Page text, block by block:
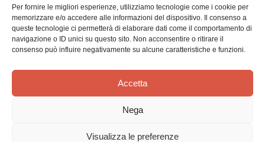
Per fornire le migliori esperienze, utilizziamo tecnologie come i cookie per
memorizzare e/o accedere alle informazioni del dispositivo. Il consenso a
queste tecnologie ci permetterà di elaborare dati come il comportamento di
navigazione o ID unici su questo sito. Non acconsentire o ritirare il
consenso può influire negativamente su alcune caratteristiche e funzioni.
Accetta
Nega
Visualizza le preferenze
C.F. e P.IVA 09655250018
Via Tre Denti, 1 - 10060 Cantalupa (TO)
Telefono: (+39) 0121 353452 - Fax: (+39) 0121 353839
TERMINI E CONDIZIONI